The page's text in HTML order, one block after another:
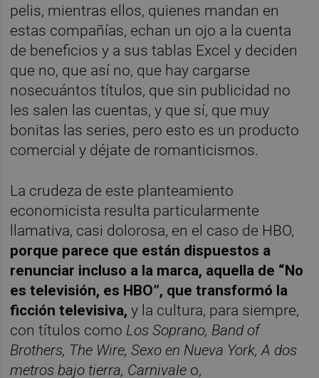
pelis, mientras ellos, quienes mandan en
estas compañías, echan un ojo a la cuenta
de beneficios y a sus tablas Excel y deciden
que no, que así no, que hay cargarse
nosecuántos títulos, que sin publicidad no
les salen las cuentas, y que sí, que muy
bonitas las series, pero esto es un producto
comercial y déjate de romanticismos.
La crudeza de este planteamiento
economicista resulta particularmente
llamativa, casi dolorosa, en el caso de HBO,
porque parece que están dispuestos a
renunciar incluso a la marca, aquella de “No
es televisión, es HBO”, que transformó la
ficción televisiva,y la cultura, para siempre,
con títulos como Los Soprano, Band of
Brothers, The Wire, Sexo en Nueva York, A dos
metros bajo tierra, Carnivale o,